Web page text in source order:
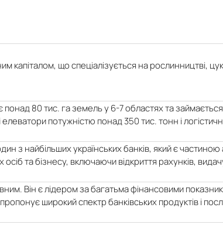
капіталом, що спеціалізується на рослинництві,
понад 80 тис. га земель у 6-7 областях та
потужністю понад 350 тис. тонн і
найбільших українських банків, який є частиною
та бізнесу, включаючи відкриття рахунків,
Він є лідером за багатьма фінансовими
широкий спектр банківських продуктів і